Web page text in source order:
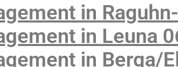
in
in Leuna
in Berga/